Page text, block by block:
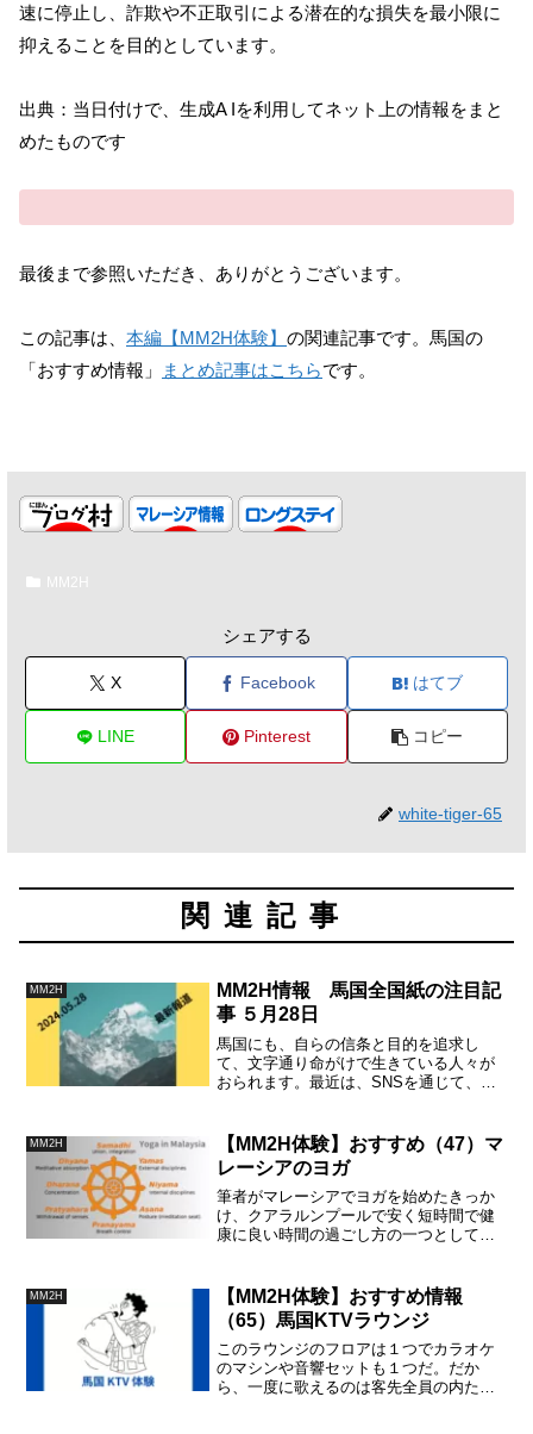
速に停止し、詐欺や不正取引による潜在的な損失を最小限に
抑えることを目的としています。
出典：当日付けで、生成A Iを利用してネット上の情報をまと
めたものです
最後まで参照いただき、ありがとうございます。
この記事は、 本編【MM2H体験】 の関連記事です。馬国の
「おすすめ情報」
まとめ記事はこちらです。
MM2H
シェアする
X Facebook はてブ
LINE Pinterest コピー
white-tiger-65
関連記事
MM2H
MM2H情報 馬国全国紙の注目記
事 ５月28日
馬国にも、自らの信条と目的を追求し
て、文字通り命がけで生きている人々が
おられます。最近は、SNSを通じて、マ
れています。本日はオンライン報道か
ら、馬国で全国民が共有した２人の命の
お話です。
MM2H
【MM2H体験】おすすめ（47）マ
レーシアのヨガ
筆者がマレーシアでヨガを始めたきっか
け、クアラルンプールで安く短時間で健
康に良い時間の過ごし方の一つとして、
をとらされるので閉口したのですが、仕
事を引退した今、ヨガを始めたことを幸
運と思うようになりました。
MM2H
【MM2H体験】おすすめ情報
（65）馬国KTVラウンジ
このラウンジのフロアは１つでカラオケ
のマシンや音響セットも１つだ。だか
ら、一度に歌えるのは客先全員の内ただ